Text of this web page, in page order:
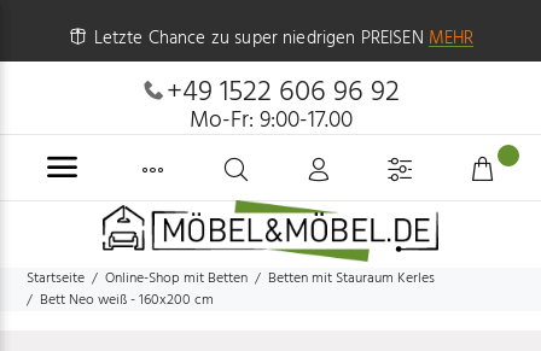
Letzte Chance zu super niedrigen PREISEN MEHR
+49 1522 606 96 92
Mo-Fr: 9:00-17.00
Startseite Online-Shop mit Betten
Betten mit Stauraum Kerles
Bett Neo weiß - 160x200 cm